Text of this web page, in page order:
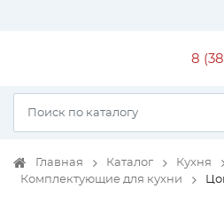
8
Главная Каталог
Кухня
Комплектующие для кухни